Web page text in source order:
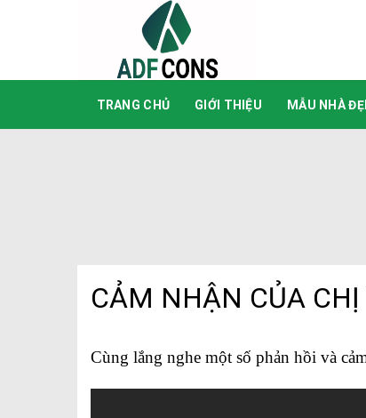
TRANG CHỦ GIỚI THIỆU MẪU NHÀ
CẢM NHẬN CỦA
Cùng lắng nghe một số phản hồi và